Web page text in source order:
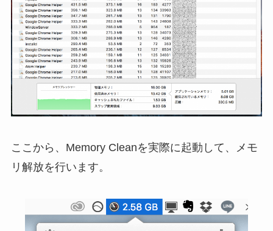
ここから、Memory Cleanを実際に起動して、メモ
リ解放を行います。